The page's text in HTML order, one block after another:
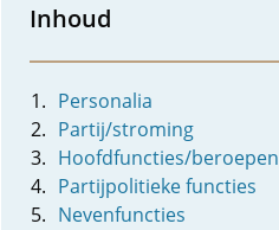
Inhoud
Personalia
Partij/stroming
Hoofdfuncties/beroepen
Partijpolitieke functies
Nevenfuncties